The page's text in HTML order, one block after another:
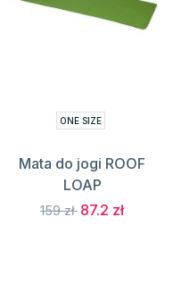
ONE SIZE
Mata do jogi ROOF
LOAP
159 zł 87.2 zł